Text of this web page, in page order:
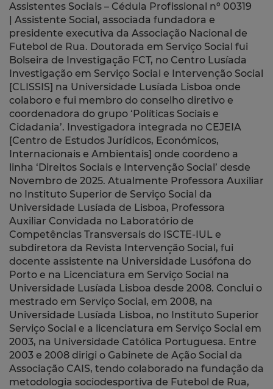
Assistentes Sociais – Cédula Profissional nº 00319
| Assistente Social, associada fundadora e
presidente executiva da Associação Nacional de
Futebol de Rua. Doutorada em Serviço Social fui
Bolseira de Investigação FCT, no Centro Lusíada
Investigação em Serviço Social e Intervenção Social
[CLISSIS] na Universidade Lusíada Lisboa onde
colaboro e fui membro do conselho diretivo e
coordenadora do grupo ‘Políticas Sociais e
Cidadania’. Investigadora integrada no CEJEIA
[Centro de Estudos Jurídicos, Económicos,
Internacionais e Ambientais] onde coordeno a
linha ‘Direitos Sociais e Intervenção Social’ desde
Novembro de 2025. Atualmente Professora Auxiliar
no Instituto Superior de Serviço Social da
Universidade Lusíada de Lisboa, Professora
Auxiliar Convidada no Laboratório de
Competências Transversais do ISCTE-IUL e
subdiretora da Revista Intervenção Social, fui
docente assistente na Universidade Lusófona do
Porto e na Licenciatura em Serviço Social na
Universidade Lusíada Lisboa desde 2008. Conclui o
mestrado em Serviço Social, em 2008, na
Universidade Lusíada Lisboa, no Instituto Superior
Serviço Social e a licenciatura em Serviço Social em
2003, na Universidade Católica Portuguesa. Entre
2003 e 2008 dirigi o Gabinete de Ação Social da
Associação CAIS, tendo colaborado na fundação da
metodologia sociodesportiva de Futebol de Rua,